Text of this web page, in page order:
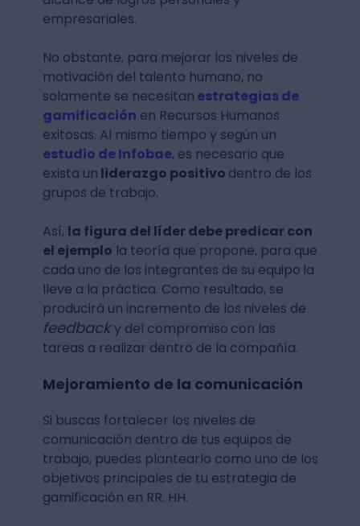
empresariales.
No obstante, para mejorar los niveles de
motivación del talento humano, no
solamente se necesitan estrategias de
gamificación en Recursos Humanos
exitosas. Al mismo tiempo y según un
estudio de Infobae, es necesario que
exista un liderazgo positivo dentro de los
grupos de trabajo.
Así, la figura del líder debe predicar con
el ejemplo la teoría que propone, para que
cada uno de los integrantes de su equipo la
lleve a la práctica. Como resultado, se
producirá un incremento de los niveles de
feedbacky del compromiso con las
tareas a realizar dentro de la compañía.
Mejoramiento de la comunicación
Si buscas fortalecer los niveles de
comunicación dentro de tus equipos de
trabajo, puedes plantearlo como uno de los
objetivos principales de tu estrategia de
gamificación en RR. HH.